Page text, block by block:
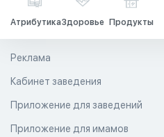
АтрибутикаЗдоровье Продукты
Реклама
Кабинет заведения
Приложение для заведений
Приложение для имамов